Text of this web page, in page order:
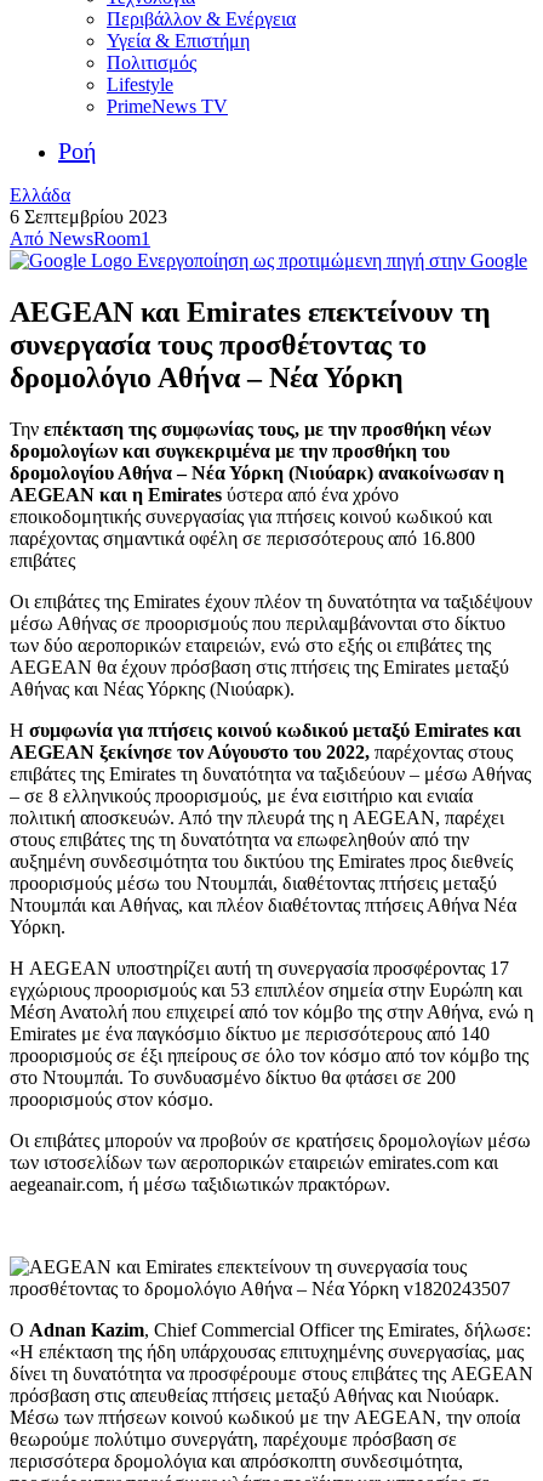
Περιβάλλον & Ενέργεια
Υγεία & Επιστήμη
Πολιτισμός
Lifestyle
PrimeNews TV
Ροή
Ελλάδα
6 Σεπτεμβρίου 2023
Από NewsRoom1
Ενεργοποίηση ως προτιμώμενη πηγή στην Google
AEGEAN και Emirates επεκτείνουν τη
συνεργασία τους προσθέτοντας το
δρομολόγιο Αθήνα – Νέα Υόρκη
Την επέκταση της συμφωνίας τους, με την προσθήκη νέων
δρομολογίων και συγκεκριμένα με την προσθήκη του
δρομολογίου Αθήνα – Νέα Υόρκη (Νιούαρκ) ανακοίνωσαν η
AEGEAN και η Emirates ύστερα από ένα χρόνο
εποικοδομητικής συνεργασίας για πτήσεις κοινού κωδικού και
παρέχοντας σημαντικά οφέλη σε περισσότερους από 16.800
επιβάτες
Οι επιβάτες της Emirates έχουν πλέον τη δυνατότητα να ταξιδέψουν
μέσω Αθήνας σε προορισμούς που περιλαμβάνονται στο δίκτυο
των δύο αεροπορικών εταιρειών, ενώ στο εξής οι επιβάτες της
AEGEAN θα έχουν πρόσβαση στις πτήσεις της Emirates μεταξύ
Αθήνας και Νέας Υόρκης (Νιούαρκ).
Η συμφωνία για πτήσεις κοινού κωδικού μεταξύ Emirates και
AEGEAN ξεκίνησε τον Αύγουστο του 2022, παρέχοντας στους
επιβάτες της Emirates τη δυνατότητα να ταξιδεύουν – μέσω Αθήνας
– σε 8 ελληνικούς προορισμούς, με ένα εισιτήριο και ενιαία
πολιτική αποσκευών. Από την πλευρά της η AEGEAN, παρέχει
στους επιβάτες της τη δυνατότητα να επωφεληθούν από την
αυξημένη συνδεσιμότητα του δικτύου της Emirates προς διεθνείς
προορισμούς μέσω του Ντουμπάι, διαθέτοντας πτήσεις μεταξύ
Ντουμπάι και Αθήνας, και πλέον διαθέτοντας πτήσεις Αθήνα Νέα
Υόρκη.
Η AEGEAN υποστηρίζει αυτή τη συνεργασία προσφέροντας 17
εγχώριους προορισμούς και 53 επιπλέον σημεία στην Ευρώπη και
Μέση Ανατολή που επιχειρεί από τον κόμβο της στην Αθήνα, ενώ η
Emirates με ένα παγκόσμιο δίκτυο με περισσότερους από 140
προορισμούς σε έξι ηπείρους σε όλο τον κόσμο από τον κόμβο της
στο Ντουμπάι. Το συνδυασμένο δίκτυο θα φτάσει σε 200
προορισμούς στον κόσμο.
Οι επιβάτες μπορούν να προβούν σε κρατήσεις δρομολογίων μέσω
των ιστοσελίδων των αεροπορικών εταιρειών emirates.com και
aegeanair.com, ή μέσω ταξιδιωτικών πρακτόρων.
Ο Adnan Kazim, Chief Commercial Officer της Emirates, δήλωσε:
«Η επέκταση της ήδη υπάρχουσας επιτυχημένης συνεργασίας, μας
δίνει τη δυνατότητα να προσφέρουμε στους επιβάτες της AEGEAN
πρόσβαση στις απευθείας πτήσεις μεταξύ Αθήνας και Νιούαρκ.
Μέσω των πτήσεων κοινού κωδικού με την AEGEAN, την οποία
θεωρούμε πολύτιμο συνεργάτη, παρέχουμε πρόσβαση σε
περισσότερα δρομολόγια και απρόσκοπτη συνδεσιμότητα,